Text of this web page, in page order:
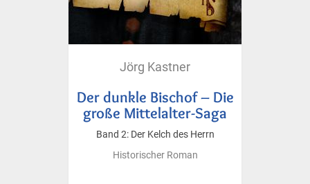
Jörg Kastner
Der dunkle Bischof – Die
große Mittelalter-Saga
Band 2: Der Kelch des Herrn
Historischer Roman